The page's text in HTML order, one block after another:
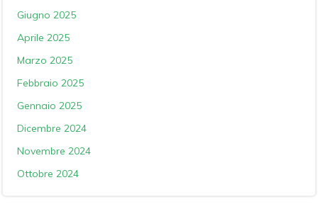
Giugno 2025
Aprile 2025
Marzo 2025
Febbraio 2025
Gennaio 2025
Dicembre 2024
Novembre 2024
Ottobre 2024